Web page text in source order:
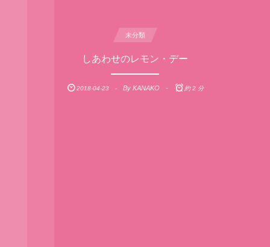
未分類
しあわせのレモン・デー
2018-04-23 By KANAKO 約 2 分